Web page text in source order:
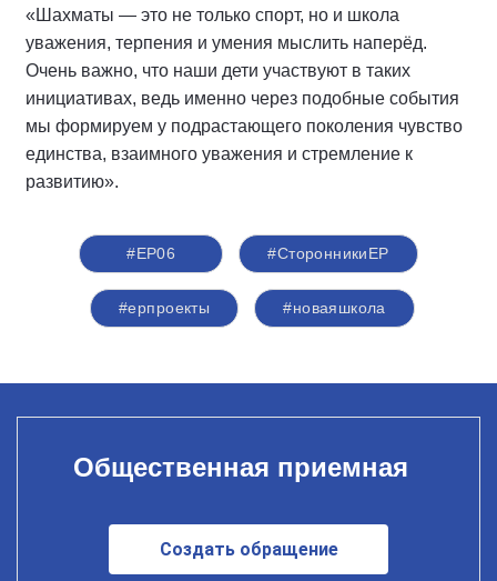
«Шахматы — это не только спорт, но и школа
уважения, терпения и умения мыслить наперёд.
Очень важно, что наши дети участвуют в таких
инициативах, ведь именно через подобные события
мы формируем у подрастающего поколения чувство
единства, взаимного уважения и стремление к
развитию».
#ЕР06 #СторонникиЕР
#ерпроекты #новаяшкола
Общественная приемная
Создать обращение